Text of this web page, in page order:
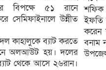
বিপক্ষে ৫১ রানে
সেমিফাইনালে উন্নীত
কাহালুকে ব্যাট করতে
অলআউট হয়। দলের
থেকে আসে ২৬রান।
শফিক
ইফতি
করেন
বনাম